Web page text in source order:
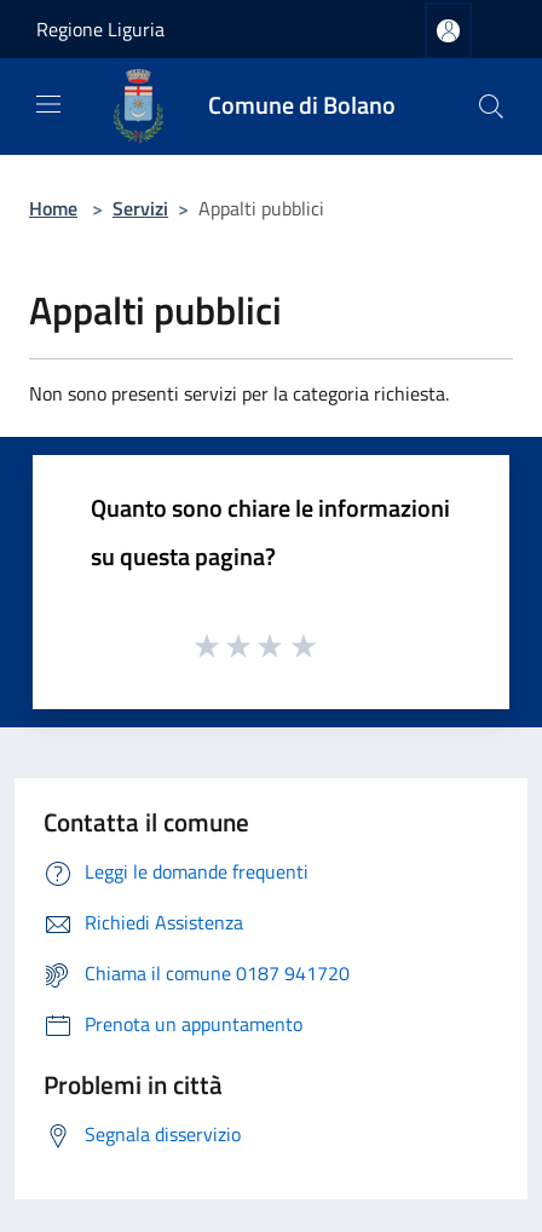
Regione Liguria
Comune di Bolano
Home > Servizi > Appalti pubblici
Appalti pubblici
Non sono presenti servizi per la categoria richiesta.
Quanto sono chiare le informazioni
su questa pagina?
Contatta il comune
Leggi le domande frequenti
Richiedi Assistenza
Chiama il comune 0187 941720
Prenota un appuntamento
Problemi in città
Segnala disservizio